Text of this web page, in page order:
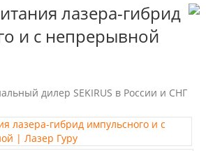
лазера-гибрид
и с непрерывной
дилер SEKIRUS в России и СНГ